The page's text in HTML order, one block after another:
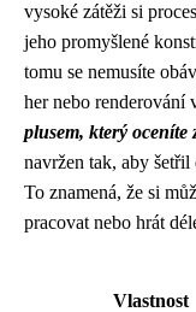
vysoké zátěži si
jeho promyšlené
tomu se nemusíte
her nebo renderování
plusem, který
navržen tak, aby
To znamená, že si
pracovat nebo hrát
Vlastnost